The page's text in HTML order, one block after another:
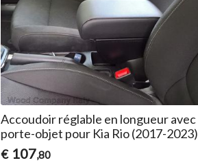
Accoudoir réglable en longueur avec
porte-objet pour Kia Rio (2017-2023)
€ 107,80